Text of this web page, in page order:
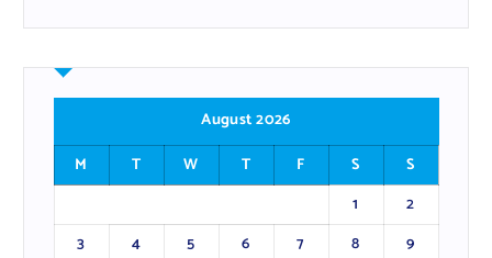
August 2026
M
T W T F S
S
1
2
3
4 5 6 7 8
9